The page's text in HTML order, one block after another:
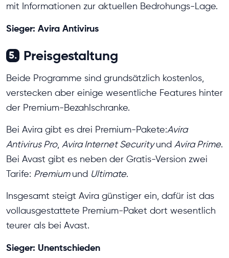
mit Informationen zur aktuellen Bedrohungs-Lage.
Sieger: Avira Antivirus
5. Preisgestaltung
Beide Programme sind grundsätzlich kostenlos,
verstecken aber einige wesentliche Features hinter
der Premium-Bezahlschranke.
Bei Avira gibt es drei Premium-Pakete:Avira
Antivirus Pro, Avira Internet Securityund Avira Prime.
Bei Avast gibt es neben der Gratis-Version zwei
Tarife: Premium und Ultimate.
Insgesamt steigt Avira günstiger ein, dafür ist das
vollausgestattete Premium-Paket dort wesentlich
teurer als bei Avast.
Sieger: Unentschieden